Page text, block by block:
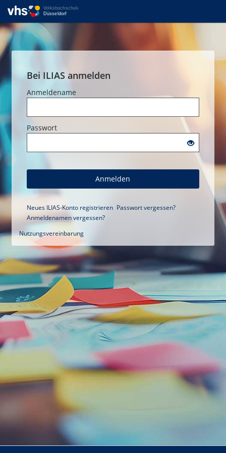
Bei ILIAS anmelden
Anmeldename
Passwort
Anmelden
Neues ILIAS-Konto registrieren Passwort vergessen?
Anmeldenamen vergessen?
Nutzungsvereinbarung